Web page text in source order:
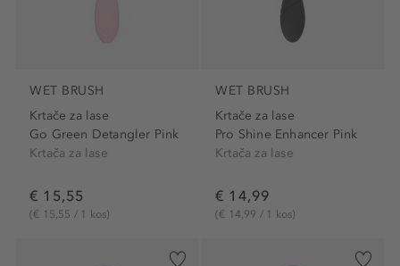
WET BRUSH
Krtače za lase
Go Green Detangler Pink
Krtača za lase
€ 15,55
(€ 15,55 / 1 kos)
WET BRUSH
Krtače za lase
Pro Shine Enhancer Pink
Krtača za lase
€ 14,99
(€ 14,99 / 1 kos)